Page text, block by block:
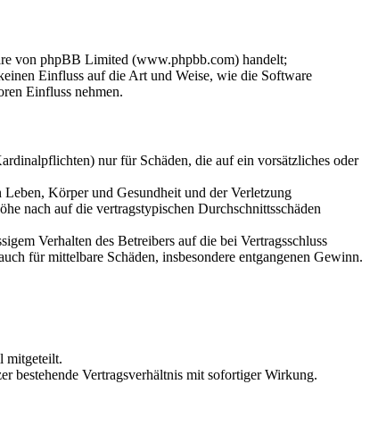
von phpBB Limited (www.phpbb.com) handelt;
Einfluss auf die Art und Weise, wie die Software
Einfluss nehmen.
nur für Schäden, die auf ein vorsätzliches oder
Körper und Gesundheit und der Verletzung
nach auf die vertragstypischen Durchschnittsschäden
Verhalten des Betreibers auf die bei Vertragsschluss
für mittelbare Schäden, insbesondere entgangenen Gewinn.
mitgeteilt.
bestehende Vertragsverhältnis mit sofortiger Wirkung.